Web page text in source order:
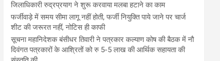
जिलाधिकारी रुद्रप्रयाग ने शुरू करवाया मलबा हटाने का काम
फर्जीवाड़े में समय सीमा लागू नहीं होती, फर्जी नियुक्ति पाये जाने पर चार्ज
शीट की जरूरत नहीं, नोटिस ही काफी
सूचना महानिदेशक बंसीधर तिवारी ने पत्रकार कल्याण कोष की बैठक में नौ
दिवंगत पत्रकारों के आश्रितों को रु 5-5 लाख की आर्थिक सहायता की